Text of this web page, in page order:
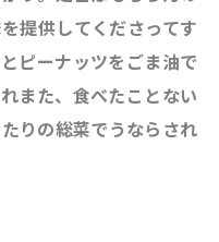
提供してくださってす
ピーナッツをごま油で
また、食べたことない
りの総菜でうならされ